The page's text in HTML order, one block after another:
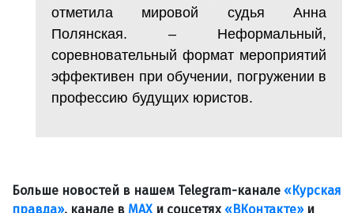
отметила мировой судья Анна
Полянская. – Неформальный,
соревновательный формат мероприятий
эффективен при обучении, погружении в
профессию будущих юристов.
Больше новостей в нашем Telegram-канале «Курская
правда», канале в МАХи соцсетях «ВКонтакте»и